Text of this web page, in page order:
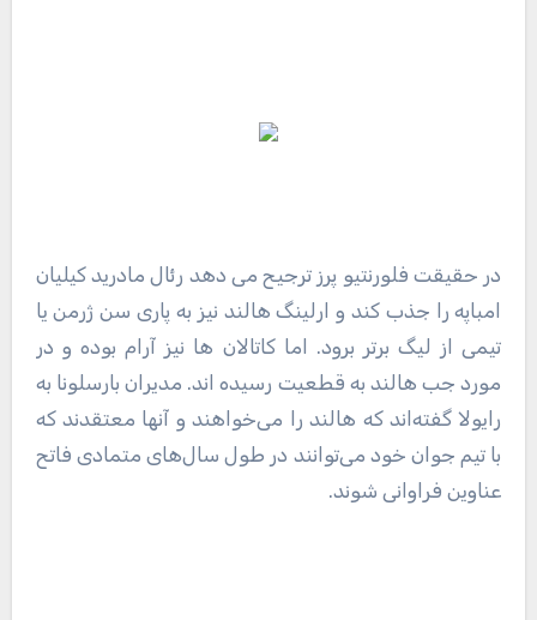
در حقیقت فلورنتیو پرز ترجیح می دهد رئال مادرید کیلیان
امباپه را جذب کند و ارلینگ هالند نیز به پاری سن ژرمن یا
تیمی از لیگ برتر برود. اما کاتالان ها نیز آرام بوده و در
مورد جب هالند به قطعیت رسیده اند. مدیران بارسلونا به
رایولا گفته‌اند که هالند را می‌خواهند و آنها معتقدند که
با تیم جوان خود می‌توانند در طول سال‌های متمادی فاتح
عناوین فراوانی شوند.